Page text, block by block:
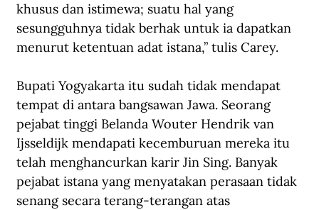
khusus dan istimewa; suatu hal yang
sesungguhnya tidak berhak untuk ia dapatkan
menurut ketentuan adat istana,” tulis Carey.
Bupati Yogyakarta itu sudah tidak mendapat
tempat di antara bangsawan Jawa. Seorang
pejabat tinggi Belanda Wouter Hendrik van
Ijsseldijk mendapati kecemburuan mereka itu
telah menghancurkan karir Jin Sing. Banyak
pejabat istana yang menyatakan perasaan tidak
senang secara terang-terangan atas